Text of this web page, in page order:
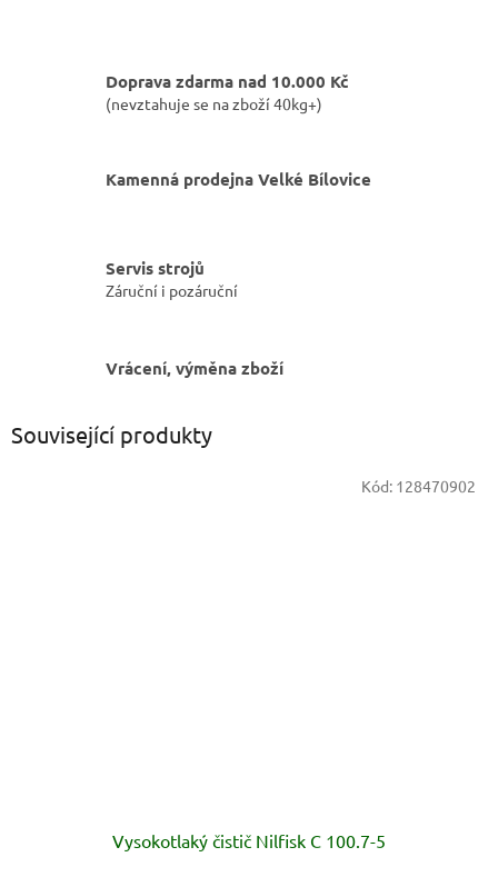
Doprava zdarma nad 10.000 Kč
(nevztahuje se na zboží 40kg+)
Kamenná prodejna Velké Bílovice
Servis strojů
Záruční i pozáruční
Vrácení, výměna zboží
Související produkty
Vysokotlaký čistič Nilfisk C 100.7-5
Kód: 128470902